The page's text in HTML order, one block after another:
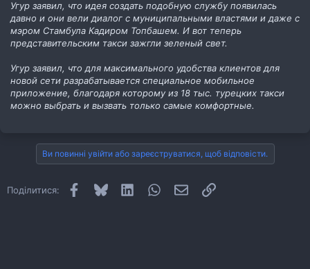
Угур заявил, что идея создать подобную службу появилась
давно и они вели диалог с муниципальными властями и даже с
мэром Стамбула Кадиром Топбашем. И вот теперь
представительским такси зажгли зеленый свет.
Угур заявил, что для максимального удобства клиентов для
новой сети разрабатывается специальное мобильное
приложение, благодаря которому из 18 тыс. турецких такси
можно выбрать и вызвать только самые комфортные.
Ви повинні увійти або зареєструватися, щоб відповісти.
Поділитися: Facebook
Bluesky LinkedInWhatsApp
E-mailПосилання